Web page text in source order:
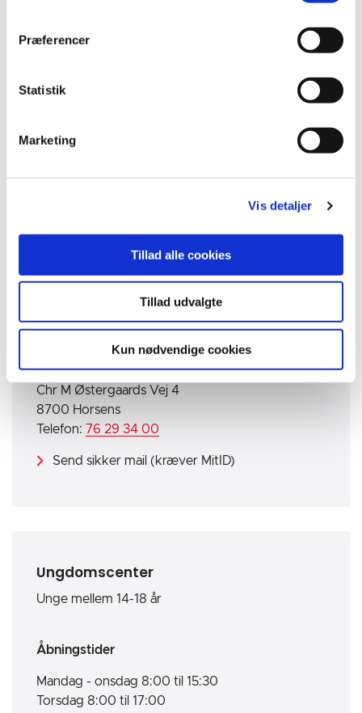
Præferencer
Statistik
Marketing
Vis detaljer
Tillad alle cookies
Tillad udvalgte
Kun nødvendige cookies
drikker, tager stoffer eller medicin.
Børn mellem 0-13 år
Torsdag 8:00 til 17:00
Fredag 8:00 til 13:30
Udenfor almindelig åbningstid
Horsens Politi på telefon
114.
Chr M Østergaards Vej 4
8700 Horsens
Telefon: 76 29 34 00
Send sikker mail (kræver MitID)
Ungdomscenter
Unge mellem 14-18 år
Åbningstider
Mandag - onsdag 8:00 til 15:30
Torsdag 8:00 til 17:00